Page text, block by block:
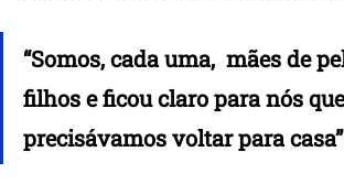
“Somos, cada uma,  mães de
filhos e ficou claro para nós
precisávamos voltar para casa”